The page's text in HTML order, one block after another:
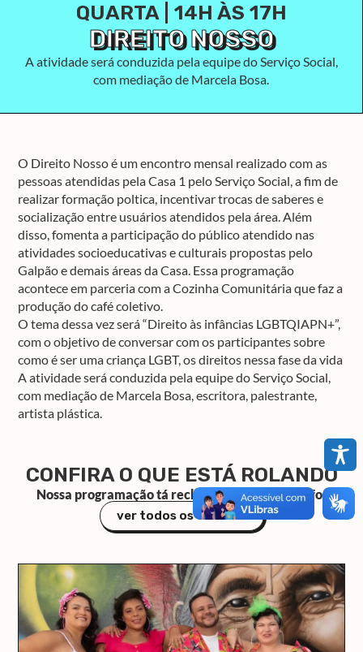
QUARTA | 14H ÀS 17H
DIREITO NOSSO
A atividade será conduzida pela equipe do Serviço Social,
com mediação de Marcela Bosa.
O Direito Nosso é um encontro mensal realizado com as
pessoas atendidas pela Casa 1 pelo Serviço Social, a fim de
realizar formação poltica, incentivar trocas de saberes e
socialização entre usuários atendidos pela área. Além
disso, fomenta a participação do público atendido nas
atividades socioeducativas e culturais propostas pelo
Galpão e demais áreas da Casa. Essa programação
acontece em parceria com a Cozinha Comunitária que faz a
produção do café coletivo.
O tema dessa vez será “Direito às infâncias LGBTQIAPN+”,
com o objetivo de conversar com os participantes sobre
como é ser uma criança LGBT, os direitos nessa fase da vida
A atividade será conduzida pela equipe do Serviço Social,
com mediação de Marcela Bosa, escritora, palestrante,
artista plástica.
CONFIRA O QUE ESTÁ ROLANDO
Nossa programação tá recheada de eventos bafo!
ver todos os eventos